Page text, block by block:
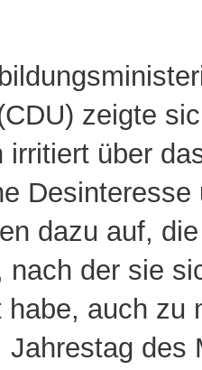
zeigte
irritiert über
Desinteresse
dazu auf,
nach der sie
habe, auch zu
Jahrestag des